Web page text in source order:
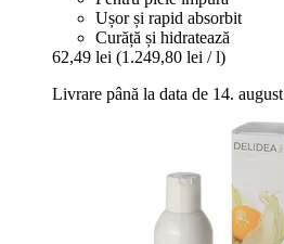
Ușor și rapid absorbit
Curăță și hidratează
62,49 lei (1.249,80 lei / l)
Livrare până la data de 14. august